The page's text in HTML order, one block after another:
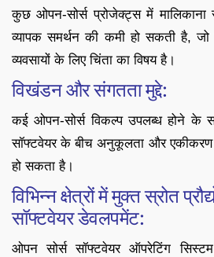
कुछ ओपन-सोर्स प्रोजेक्ट्स में मालिकाना
व्यापक समर्थन की कमी हो सकती है,
व्यवसायों के लिए चिंता का विषय है।
विखंडन और संगतता मुद्दे:
कई ओपन-सोर्स विकल्प उपलब्ध होने के
सॉफ्टवेयर के बीच अनुकूलता और एकीकरण
हो सकता है।
विभिन्न क्षेत्रों में मुक्त स्रोत
सॉफ्टवेयर डेवलपमेंट:
ओपन सोर्स सॉफ्टवेयर ऑपरेटिंग